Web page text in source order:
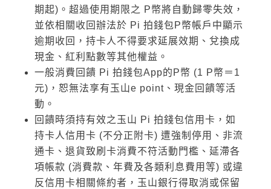
期起)。超過使用期限之 P幣將自動歸零失效，
並依相關收回辦法於 Pi 拍錢包P幣帳戶中顯示
逾期收回，持卡人不得要求延展效期、兌換成
現金、紅利點數等其他權益。
一般消費回饋 Pi 拍錢包App的P幣 (1 P幣＝1
元)，恕無法享有玉山e point、現金回饋等活
動。
回饋時須持有效之玉山 Pi 拍錢包信用卡，如
持卡人信用卡 (不分正附卡) 遭強制停用、非流
通卡、退貨致刷卡消費不符活動門檻、延滯各
項帳款 (消費款、年費及各類利息費用等) 或違
反信用卡相關條約者，玉山銀行得取消或保留